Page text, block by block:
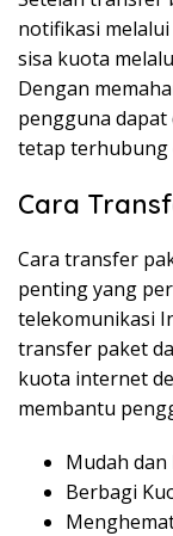
notifikasi melalui
sisa kuota
Dengan
pengguna
tetap terhubung
Cara
Cara transfer
penting yang
telekomunikasi
transfer paket
kuota internet
membantu
Mudah dan
Berbagi